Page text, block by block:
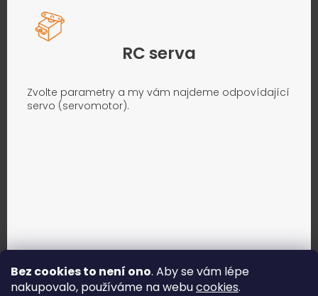
Bez cookies to není ono. Aby se vám lépe
nakupovalo, používáme na webucookies.
RC serva
Zvolte parametry a my vám najdeme odpovídající
servo (servomotor).